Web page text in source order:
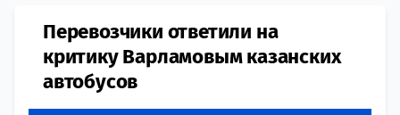
Перевозчики ответили на
критику Варламовым казанских
автобусов